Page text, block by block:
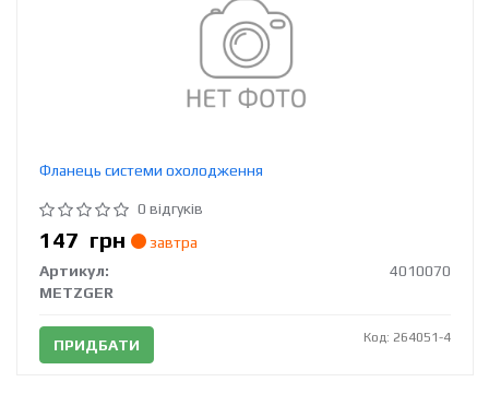
Фланець системи охолодження
0 відгуків
147 грн
завтра
Артикул:
4010070
METZGER
ПРИДБАТИ Код: 264051-4